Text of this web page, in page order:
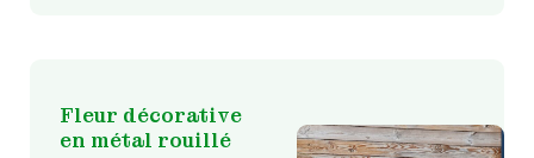
Fleur décorative
en métal rouillé